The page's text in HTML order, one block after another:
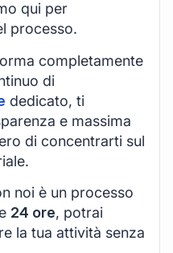
qui per
processo.
completamente
di
dedicato, ti
e massima
di concentrarti sul
noi è un processo
24 ore, potrai
la tua attività senza